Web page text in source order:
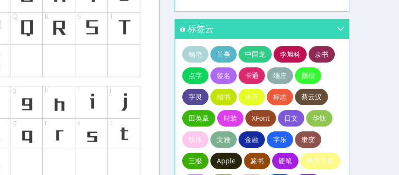
标签云
钢笔 兰亭 中国龙 李旭科 隶书
点字 签名 卡通 端庄 颜楷
字灵 楷书 米开 标志 蔡云汉
田英章 时装 XFont 日文 华钛
线体 文雅 金融 字乐 隶变
三极 Apple 篆书 硬笔 平方字库